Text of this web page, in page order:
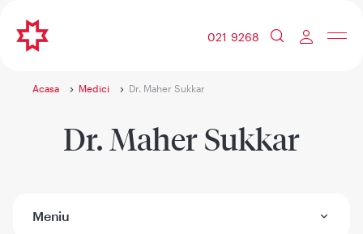
021 9268
Acasa Medici Dr. Maher Sukkar
Dr. Maher Sukkar
Meniu